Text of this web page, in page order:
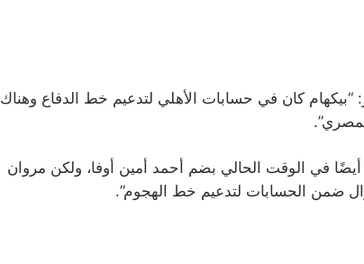
“بيكهام كان في حسابات الأهلي لتدعيم خط الدفاع وهناك
في الوقت الحالي بضم أحمد أمين أوفا، ولكن مروان
ضمن الحسابات لتدعيم خط الهجوم”.